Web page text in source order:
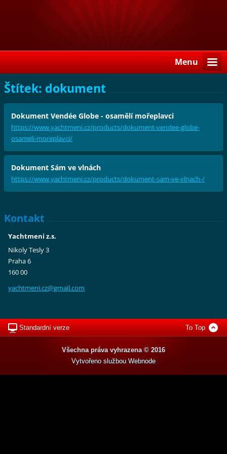
Menu
Štítek: dokument
Dokument Vendée Globe - osamělí mořeplavci
https://www.yachtmeni.cz/products/dokument-vendee-globe-
osameli-moreplavci/
Dokument Sám ve vlnách
https://www.yachtmeni.cz/products/dokument-sam-ve-vlnach-/
Kontakt
Yachtmeni z.s.
Nikoly Tesly 3
Praha 6
160 00
yachtmeni.cz@gmail.com
Standardní verze To Top
Všechna práva vyhrazena © 2016
Vytvořeno službou Webnode